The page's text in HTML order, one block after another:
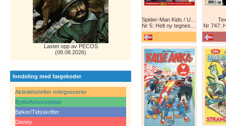
Lastet opp av PECOS
(08.08.2026)
Inndeling med fargekoder
Aktivitetshefter m/tegneserier
Bytte/Annonseblad
Bøker/Tidsskrifter
Disney
Nr 5: Helt ny tegneserie! Maskinkrig!
Nr 747: